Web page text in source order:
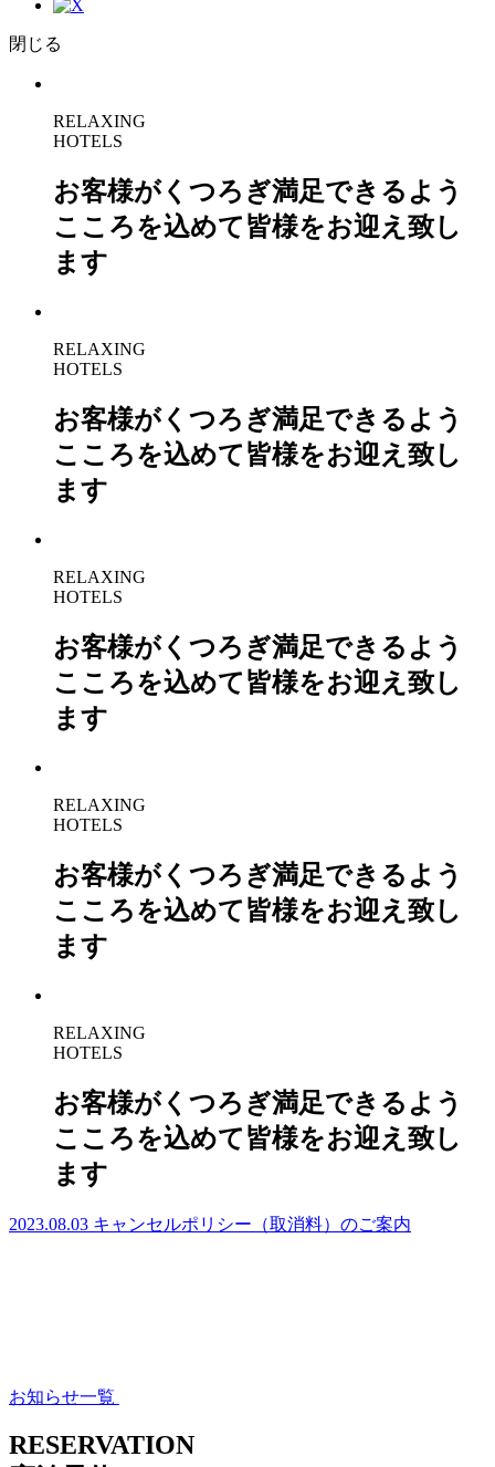
閉じる
RELAXING
HOTELS
お客様がくつろぎ満足できるよう
こころを込めて皆様をお迎え致し
ます
RELAXING
HOTELS
お客様がくつろぎ満足できるよう
こころを込めて皆様をお迎え致し
ます
RELAXING
HOTELS
お客様がくつろぎ満足できるよう
こころを込めて皆様をお迎え致し
ます
RELAXING
HOTELS
お客様がくつろぎ満足できるよう
こころを込めて皆様をお迎え致し
ます
RELAXING
HOTELS
お客様がくつろぎ満足できるよう
こころを込めて皆様をお迎え致し
ます
2023.08.03 キャンセルポリシー（取消料）のご案内
お知らせ一覧
RESERVATION